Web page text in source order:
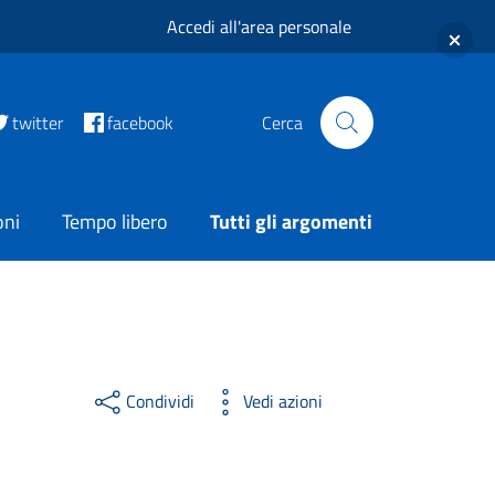
Accedi all'area personale
twitter facebook Cerca
Tempo libero Tutti gli argomenti
Condividi Vedi azioni